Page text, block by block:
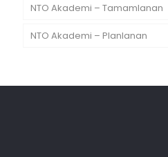
NTO Akademi – Tamamlanan
NTO Akademi – Planlanan